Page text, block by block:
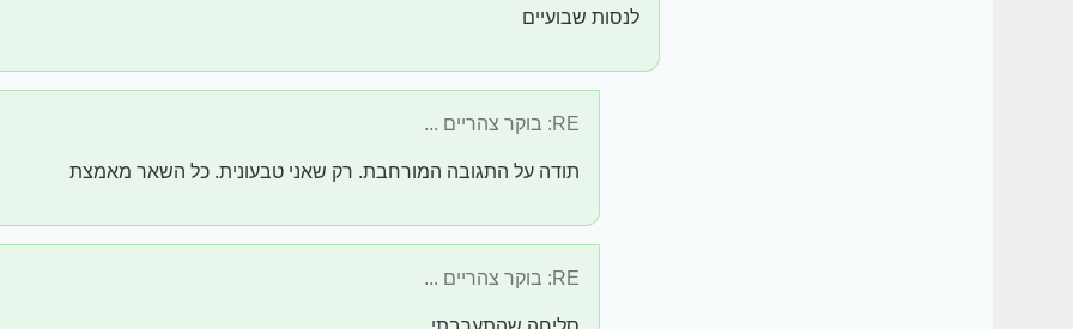
לנסות שבועיים
RE: בוקר צהריים ...
תודה על התגובה המורחבת. רק שאני טבעונית. כל השאר מאמצת
RE: בוקר צהריים ...